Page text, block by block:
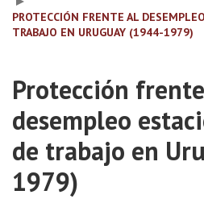
PROTECCIÓN FRENTE AL
TRABAJO EN URUGUAY (1944-1979)
Protección
desempleo
de trabajo en
1979)